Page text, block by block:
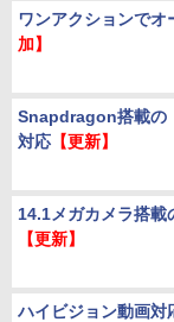
ワンアクションでオ
加】
Snapdragon搭載の
対応【更新】
14.1メガカメラ搭載
【更新】
ハイビジョン動画対